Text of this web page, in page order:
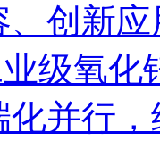
创新
级氧化
并行